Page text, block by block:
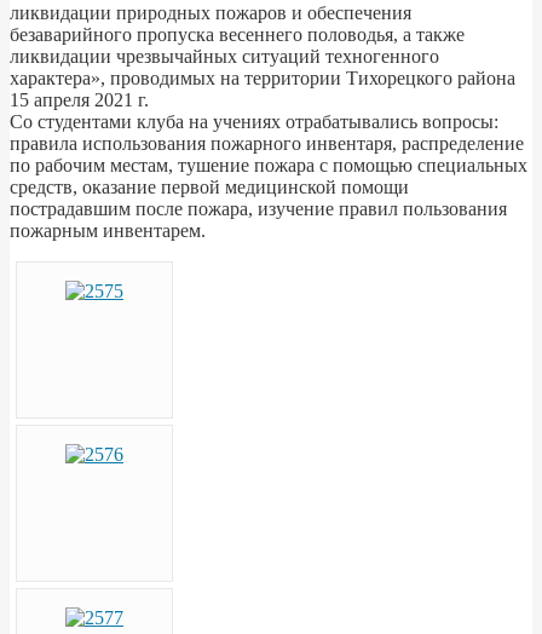
ликвидации природных пожаров и обеспечения
безаварийного пропуска весеннего половодья, а также
ликвидации чрезвычайных ситуаций техногенного
характера», проводимых на территории Тихорецкого района
15 апреля 2021 г.
Со студентами клуба на учениях отрабатывались вопросы:
правила использования пожарного инвентаря, распределение
по рабочим местам, тушение пожара с помощью специальных
средств, оказание первой медицинской помощи
пострадавшим после пожара, изучение правил пользования
пожарным инвентарем.